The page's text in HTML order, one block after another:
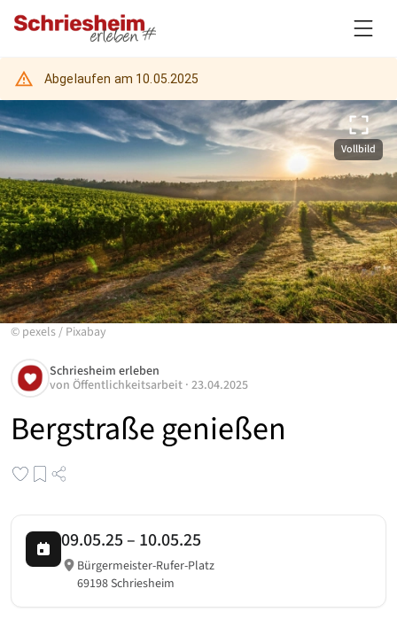
Abgelaufen am 10.05.2025
Vollbild
© pexels/ Pixabay
Bergstraße genießen
Schriesheim erleben
von Öffentlichkeitsarbeit · 23.04.2025
09.05.25– 10.05.25
Bürgermeister-Rufer-Platz
69198 Schriesheim